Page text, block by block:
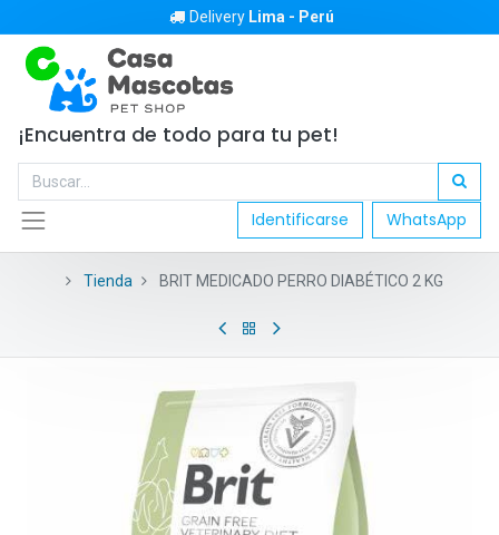
Delivery Lima - Perú
¡Encuentra de todo para tu pet!
Identificarse WhatsApp
Tienda BRIT MEDICADO PERRO DIABÉTICO 2 KG